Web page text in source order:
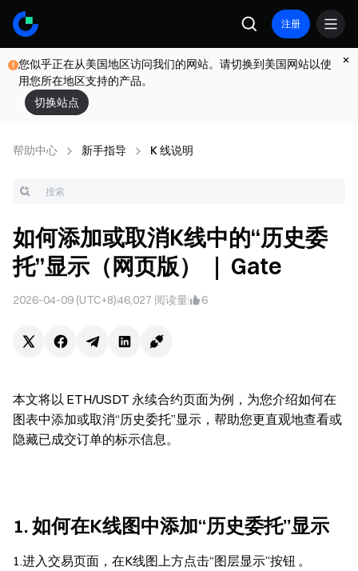
注册
您似乎正在从美国地区访问我们的网站。请切换到美国网站以使
用您所在地区支持的产品。
切换站点
帮助中心 新手指导 K 线说明
如何添加或取消K线中的“历史委
托”显示（网页版） ｜ Gate
2026-04-09 (UTC+8)46,027 阅读量 6
本文将以 ETH/USDT 永续合约页面为例，为您介绍如何在
图表中添加或取消“历史委托”显示，帮助您更直观地查看或
隐藏已成交订单的标示信息。
1. 如何在K线图中添加“历史委托”显示
1.进入交易页面，在K线图上方点击“图层显示”按钮 。